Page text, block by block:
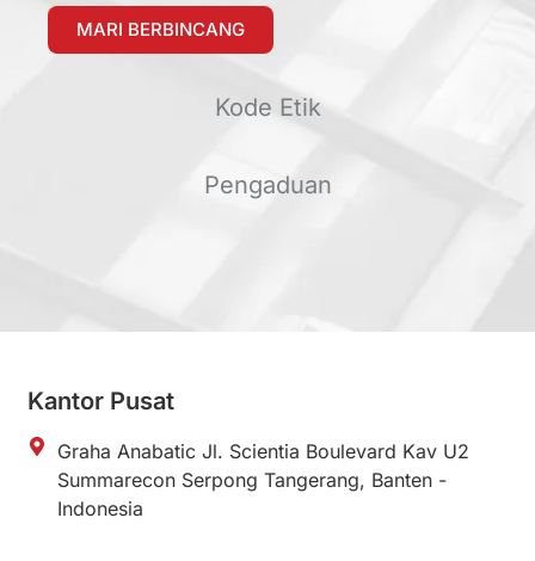
Kode Etik
Pengaduan
MARI BERBINCANG
Kantor Pusat
Graha Anabatic Jl. Scientia Boulevard Kav U2
Summarecon Serpong Tangerang, Banten -
Indonesia